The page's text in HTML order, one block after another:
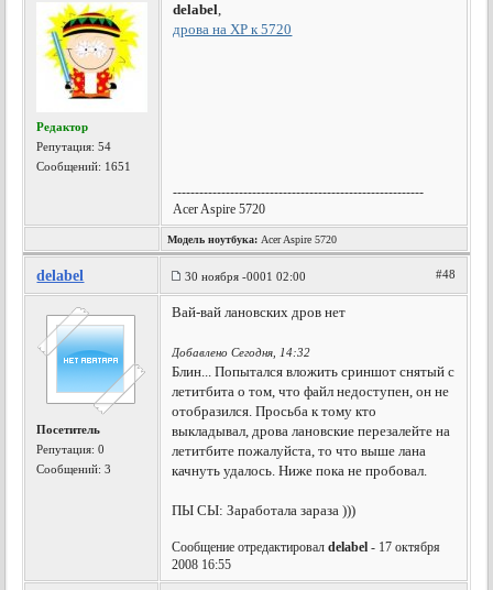
Редактор
Репутация:54
Сообщений: 1651
delabel,
дрова на ХР к 5720
---------------------------------------------------------
Acer Aspire 5720
Модель ноутбука: Acer Aspire 5720
delabel 30 ноября -0001 02:00 #48
Посетитель
Репутация:0
Сообщений: 3
Вай-вай лановских дров нет
Добавлено Сегодня, 14:32
Блин... Попытался вложить сриншот снятый с
летитбита о том, что файл недоступен, он не
отобразился. Просьба к тому кто
выкладывал, дрова лановские перезалейте на
летитбите пожалуйста, то что выше лана
качнуть удалось. Ниже пока не пробовал.
ПЫ СЫ: Заработала зараза )))
Сообщение отредактировалdelabel - 17 октября
2008 16:55